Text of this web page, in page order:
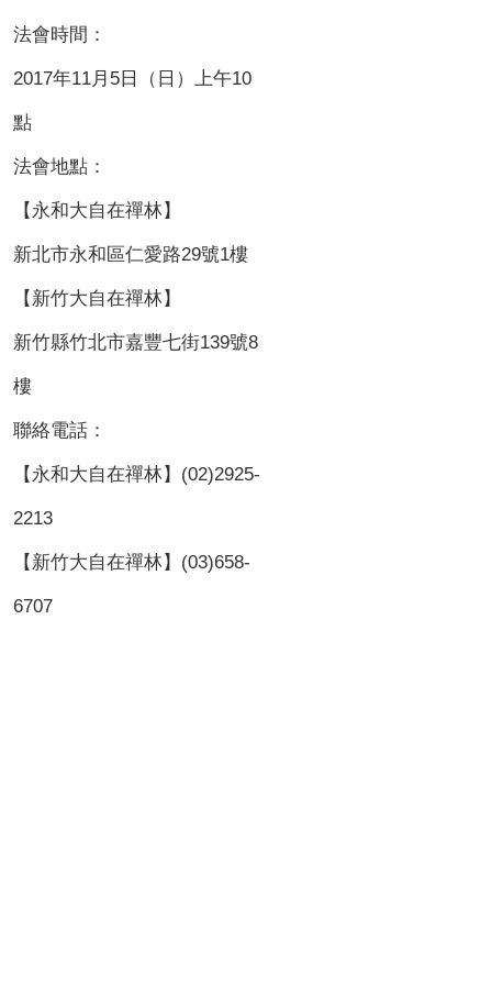
法會時間：
2017年11月5日（日）上午10
點
法會地點：
【永和大自在禪林】
新北市永和區仁愛路29號1樓
【新竹大自在禪林】
新竹縣竹北市嘉豐七街139號8
樓
聯絡電話：
【永和大自在禪林】(02)2925-
2213
【新竹大自在禪林】(03)658-
6707